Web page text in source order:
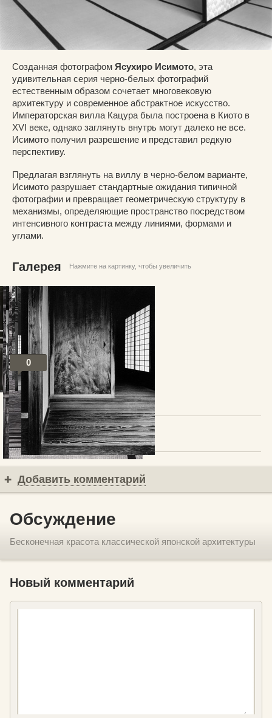
Созданная фотографом Ясухиро Исимото, эта
удивительная серия черно-белых фотографий
естественным образом сочетает многовековую
архитектуру и современное абстрактное искусство.
Императорская вилла Кацура была построена в Киото в
XVI веке, однако заглянуть внутрь могут далеко не все.
Исимото получил разрешение и представил редкую
перспективу.
Предлагая взглянуть на виллу в черно-белом варианте,
Исимото разрушает стандартные ожидания типичной
фотографии и превращает геометрическую структуру в
механизмы, определяющие пространство посредством
интенсивного контраста между линиями, формами и
углами.
Галерея Нажмите на картинку, чтобы увеличить
0
Посты по теме
В избранное
Добавить комментарий
Обсуждение
Бесконечная красота классической японской архитектуры
Новый комментарий